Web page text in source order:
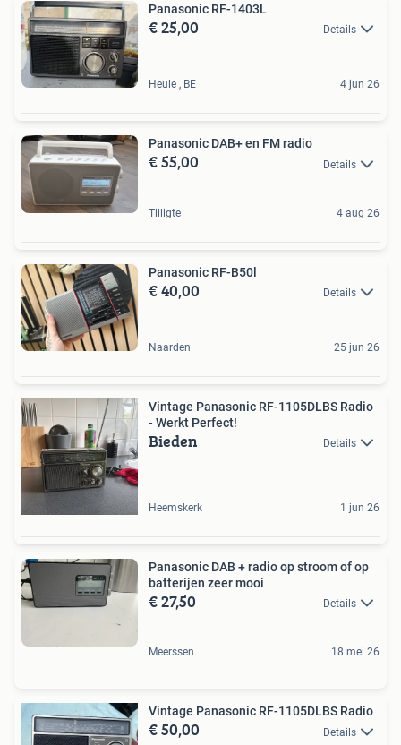
Panasonic RF-1403L
€ 25,00 Details
Heule , BE 4 jun 26
Panasonic DAB+ en FM radio
€ 55,00 Details
Tilligte 4 aug 26
Panasonic RF-B50l
€ 40,00 Details
Naarden 25 jun 26
Vintage Panasonic RF-1105DLBS Radio
- Werkt Perfect!
Bieden Details
Heemskerk 1 jun 26
Panasonic DAB + radio op stroom of op
batterijen zeer mooi
€ 27,50 Details
Meerssen 18 mei 26
Vintage Panasonic RF-1105DLBS Radio
€ 50,00 Details